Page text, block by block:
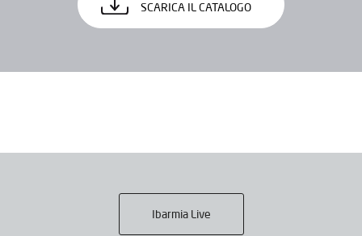
SCARICA IL CATALOGO
Ibarmia Live